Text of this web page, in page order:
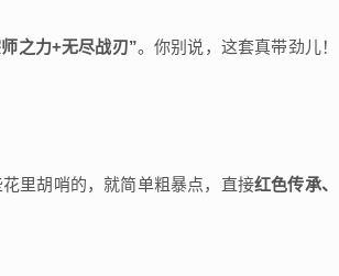
之力+无尽战刃”。你别说，这套真带劲儿！
里胡哨的，就简单粗暴点，直接红色传承、